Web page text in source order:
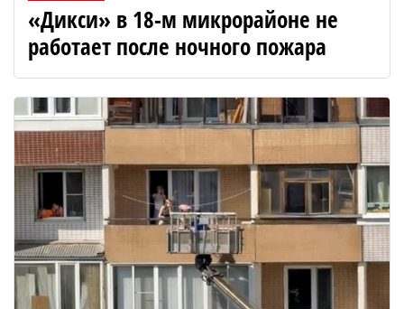
«Дикси» в 18-м микрорайоне не
работает после ночного пожара